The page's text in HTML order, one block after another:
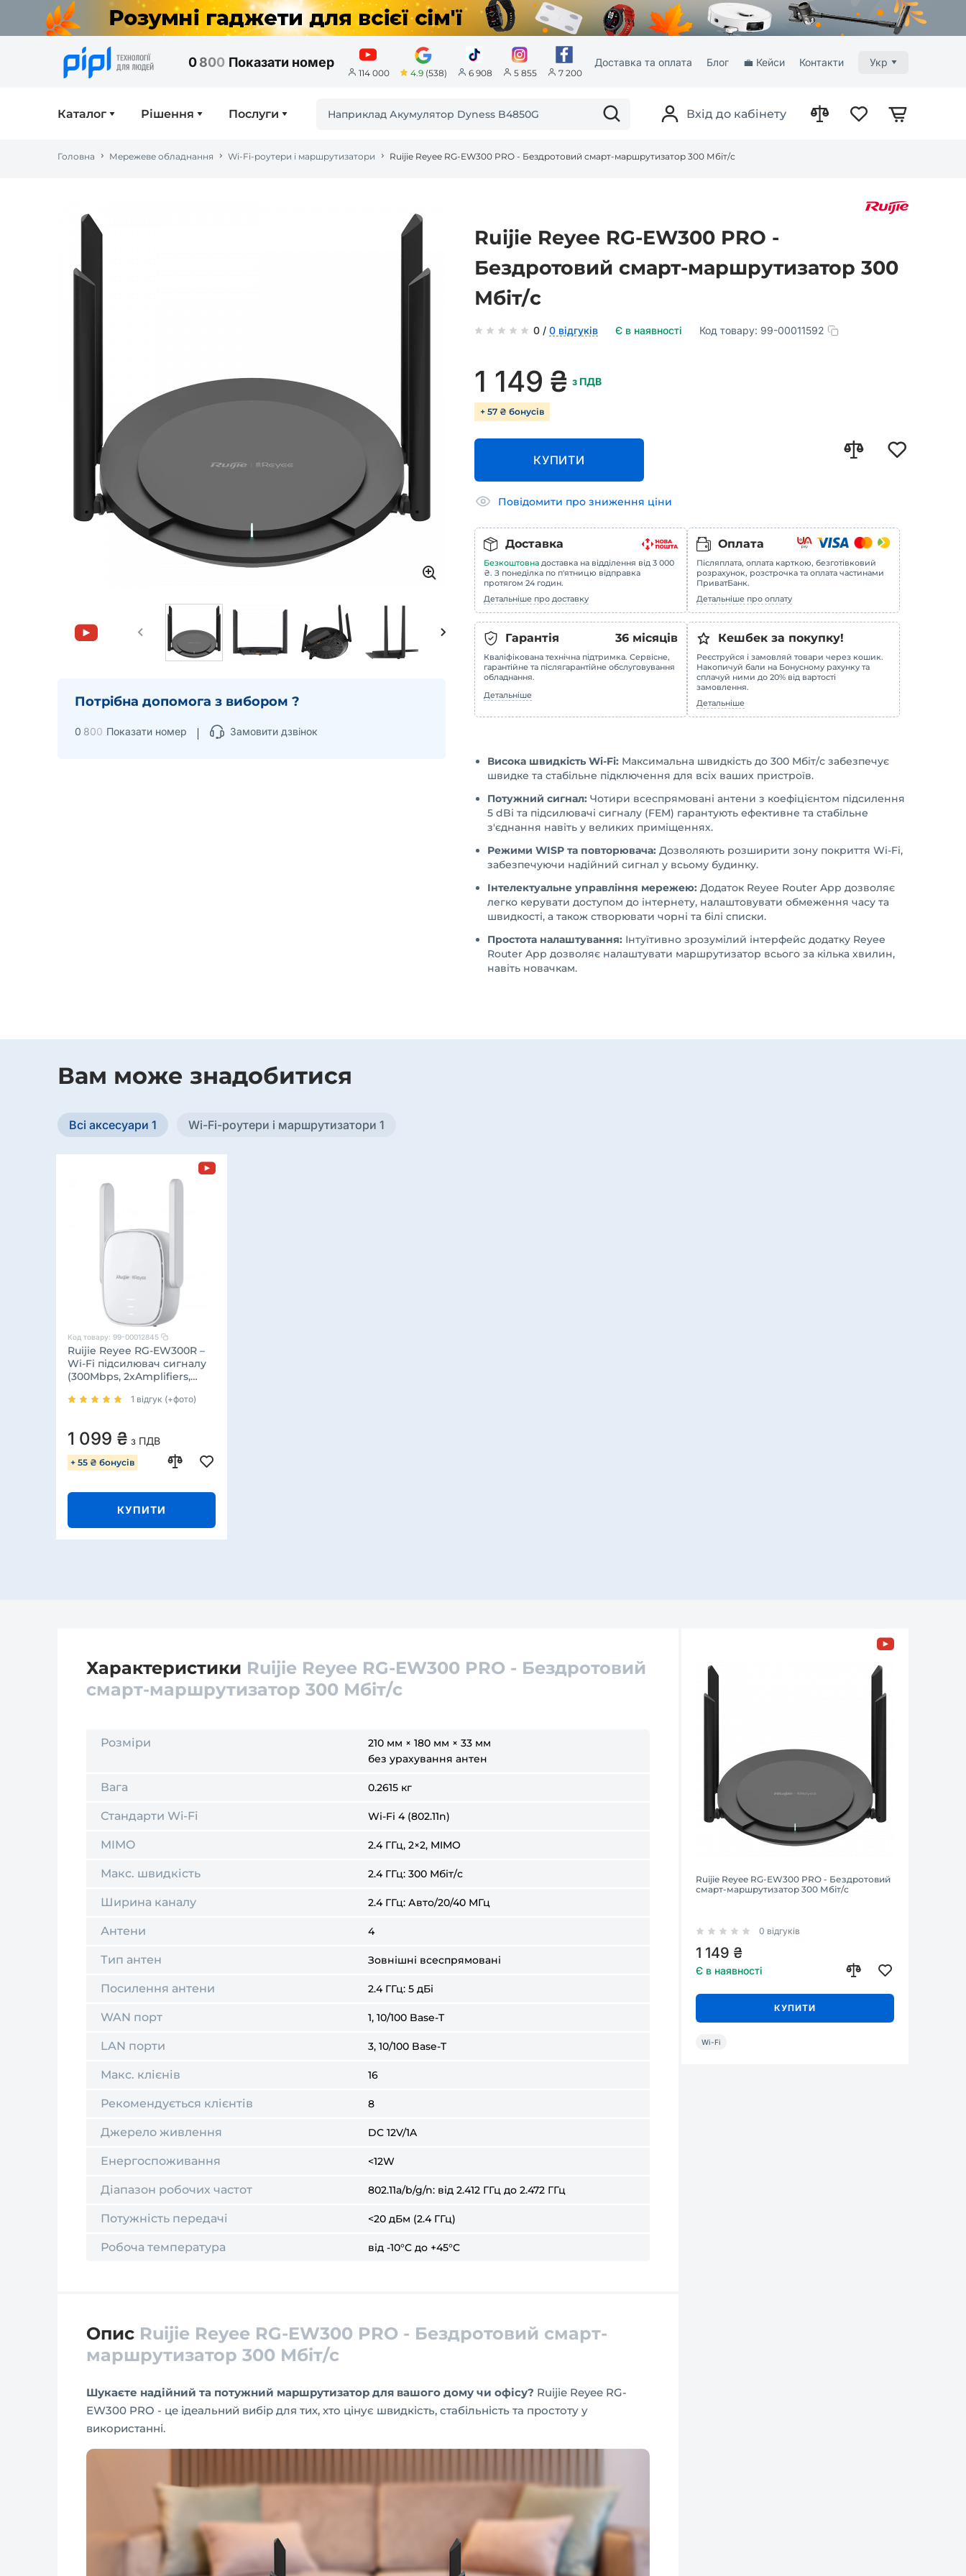
0800 Показати номер
114 000 4.9(538) 6 908 5 855 7 200
Доставка та оплата Блог 💼 Кейси Контакти Укр
Каталог Рішення Послуги Вхід до кабінету
Головна Мережеве обладнання Wi-Fi-роутери і маршрутизатори Ruijie Reyee RG-EW300 PRO - Бездротовий смарт-маршрутизатор 300 Мбіт/с
Потрібна допомога з вибором ?
0 800 Показати номер Замовити дзвінок
Ruijie Reyee RG-EW300 PRO -
Бездротовий смарт-маршрутизатор 300
Мбіт/с
0 / 0 відгуків Є в наявності Код товару: 99-00011592
1 149 ₴ з ПДВ
+ 57 ₴ бонусів
КУПИТИ
Повідомити про зниження ціни
Доставка
Безкоштовна доставка на відділення від 3 000
₴. З понеділка по п'ятницю відправка
протягом 24 годин.
Детальніше про доставку
Оплата
Післяплата, оплата карткою, безготівковий
розрахунок, розстрочка та оплата частинами
ПриватБанк.
Детальніше про оплату
Гарантія 36 місяців
Кваліфікована технічна підтримка. Сервісне,
гарантійне та післягарантійне обслуговування
обладнання.
Детальніше
Кешбек за покупку!
Реєструйся і замовляй товари через кошик.
Накопичуй бали на Бонусному рахунку та
сплачуй ними до 20% від вартості
замовлення.
Детальніше
Висока швидкість Wi-Fi: Максимальна швидкість до 300 Мбіт/с забезпечує
швидке та стабільне підключення для всіх ваших пристроїв.
Потужний сигнал: Чотири всеспрямовані антени з коефіцієнтом підсилення
5 dBi та підсилювачі сигналу (FEM) гарантують ефективне та стабільне
з'єднання навіть у великих приміщеннях.
Режими WISP та повторювача: Дозволяють розширити зону покриття Wi-Fi,
забезпечуючи надійний сигнал у всьому будинку.
Інтелектуальне управління мережею: Додаток Reyee Router App дозволяє
легко керувати доступом до інтернету, налаштовувати обмеження часу та
швидкості, а також створювати чорні та білі списки.
Простота налаштування: Інтуїтивно зрозумілий інтерфейс додатку Reyee
Router App дозволяє налаштувати маршрутизатор всього за кілька хвилин,
навіть новачкам.
Вам може знадобитися
Всі аксесуари 1 Wi-Fi-роутери і маршрутизатори 1
Код товару: 99-00012845
Ruijie Reyee RG-EW300R –
Wi-Fi підсилювач сигналу
(300Mbps, 2xAmplifiers,
1 відгук (+фото)
1 099 ₴ з ПДВ
+ 55 ₴ бонусів
КУПИТИ
Характеристики Ruijie Reyee RG-EW300 PRO - Бездротовий
смарт-маршрутизатор 300 Мбіт/с
Розміри
210 мм × 180 мм × 33 мм
без урахування антен
Вага 0.2615 кг
Стандарти Wi-Fi Wi-Fi 4 (802.11n)
MIMO 2.4 ГГц, 2×2, MIMO
Макс. швидкість 2.4 ГГц: 300 Мбіт/с
Ширина каналу 2.4 ГГц: Авто/20/40 МГц
Антени 4
Тип антен Зовнішні всеспрямовані
Посилення антени 2.4 ГГц: 5 дБі
WAN порт 1, 10/100 Base-T
LAN порти 3, 10/100 Base-T
Макс. клієнів 16
Рекомендується клієнтів 8
Джерело живлення DC 12V/1A
Енергоспоживання <12W
Діапазон робочих частот 802.11a/b/g/n: від 2.412 ГГц до 2.472 ГГц
Потужність передачі <20 дБм (2.4 ГГц)
Робоча температура від -10°C до +45°C
Опис Ruijie Reyee RG-EW300 PRO - Бездротовий смарт-
маршрутизатор 300 Мбіт/с
Шукаєте надійний та потужний маршрутизатор для вашого дому чи офісу? Ruijie Reyee RG-
EW300 PRO - це ідеальний вибір для тих, хто цінує швидкість, стабільність та простоту у
використанні.
Ruijie Reyee RG-EW300 PRO - Бездротовий
смарт-маршрутизатор 300 Мбіт/с
0 відгуків
1 149 ₴
Є в наявності
КУПИТИ
Wi-Fi